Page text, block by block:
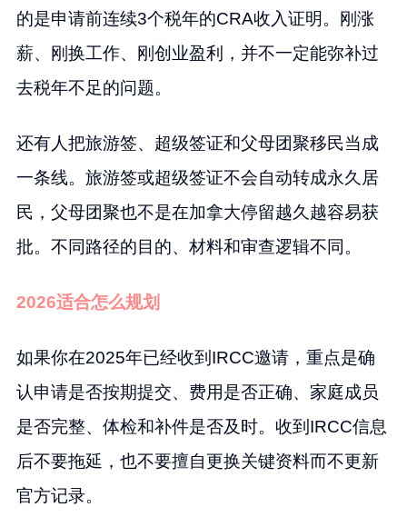
的是申请前连续3个税年的CRA收入证明。刚涨
薪、刚换工作、刚创业盈利，并不一定能弥补过
去税年不足的问题。
还有人把旅游签、超级签证和父母团聚移民当成
一条线。旅游签或超级签证不会自动转成永久居
民，父母团聚也不是在加拿大停留越久越容易获
批。不同路径的目的、材料和审查逻辑不同。
2026适合怎么规划
如果你在2025年已经收到IRCC邀请，重点是确
认申请是否按期提交、费用是否正确、家庭成员
是否完整、体检和补件是否及时。收到IRCC信息
后不要拖延，也不要擅自更换关键资料而不更新
官方记录。